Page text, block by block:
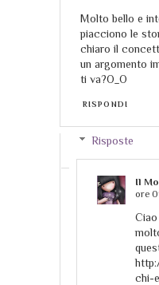
Molto bello e
piacciono le
chiaro il
un argomento
ti va?O_O
RISPONDI
Risposte
Il
ore
chi-